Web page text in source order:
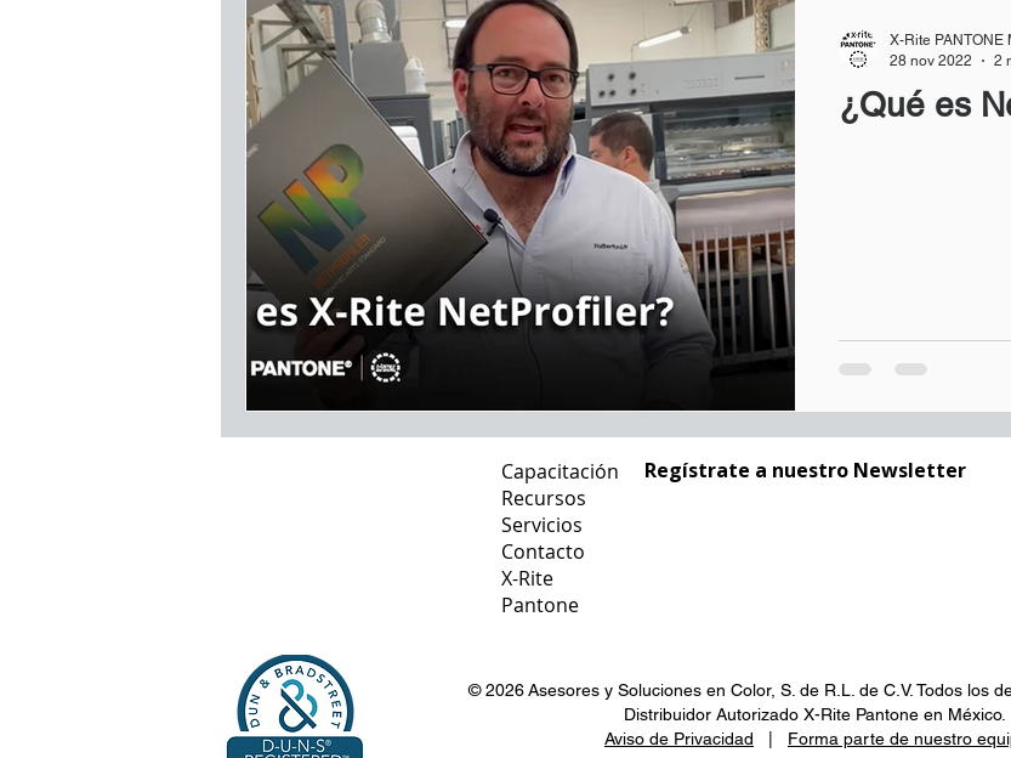
¿Qué es
X-Rite PANTONE
28 nov 2022
2
Capacitación
Recursos
Servicios
Contacto
X-Rite
Pantone
Regístrate a nuestro Newsletter
© 2026Asesores y Soluciones en Color, S. de R.L. de C.V. Todos los
Distribuidor Autorizado X-Rite Pantone en México.
Aviso de Privacidad
| Forma parte de nuestro